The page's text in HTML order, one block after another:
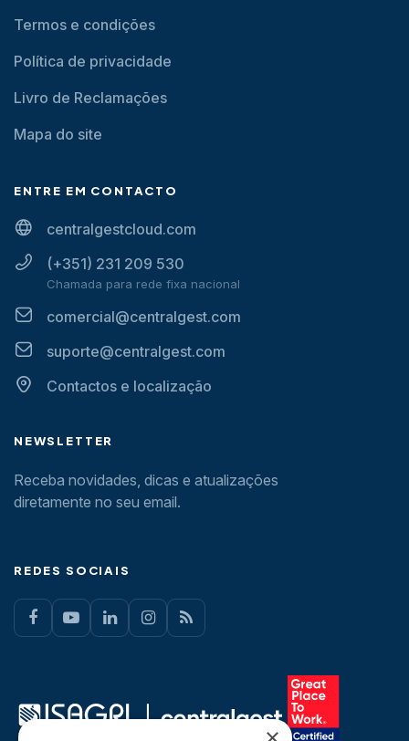
Termos e condições
Política de privacidade
Livro de Reclamações
Mapa do site
ENTRE EM CONTACTO
centralgestcloud.com
(+351) 231 209 530
Chamada para rede fixa nacional
comercial@centralgest.com
suporte@centralgest.com
Contactos e localização
NEWSLETTER
Receba novidades, dicas e atualizações
diretamente no seu email.
REDES SOCIAIS